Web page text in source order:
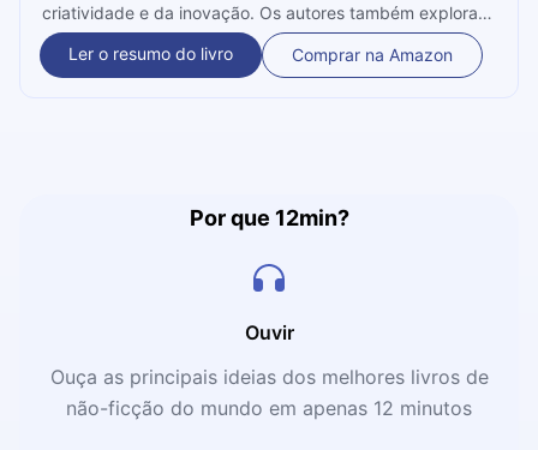
criatividade e da inovação. Os autores também exploram
o papel da coragem ao empreender, incentivando a
criação de novas categorias de produtos.
Ler o resumo do livro Comprar na Amazon
Por que 12min?
Ouvir
Ouça as principais ideias dos melhores livros de
não-ficção do mundo em apenas 12 minutos